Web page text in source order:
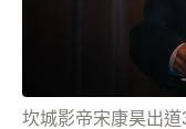
坎城影帝宋康昊出